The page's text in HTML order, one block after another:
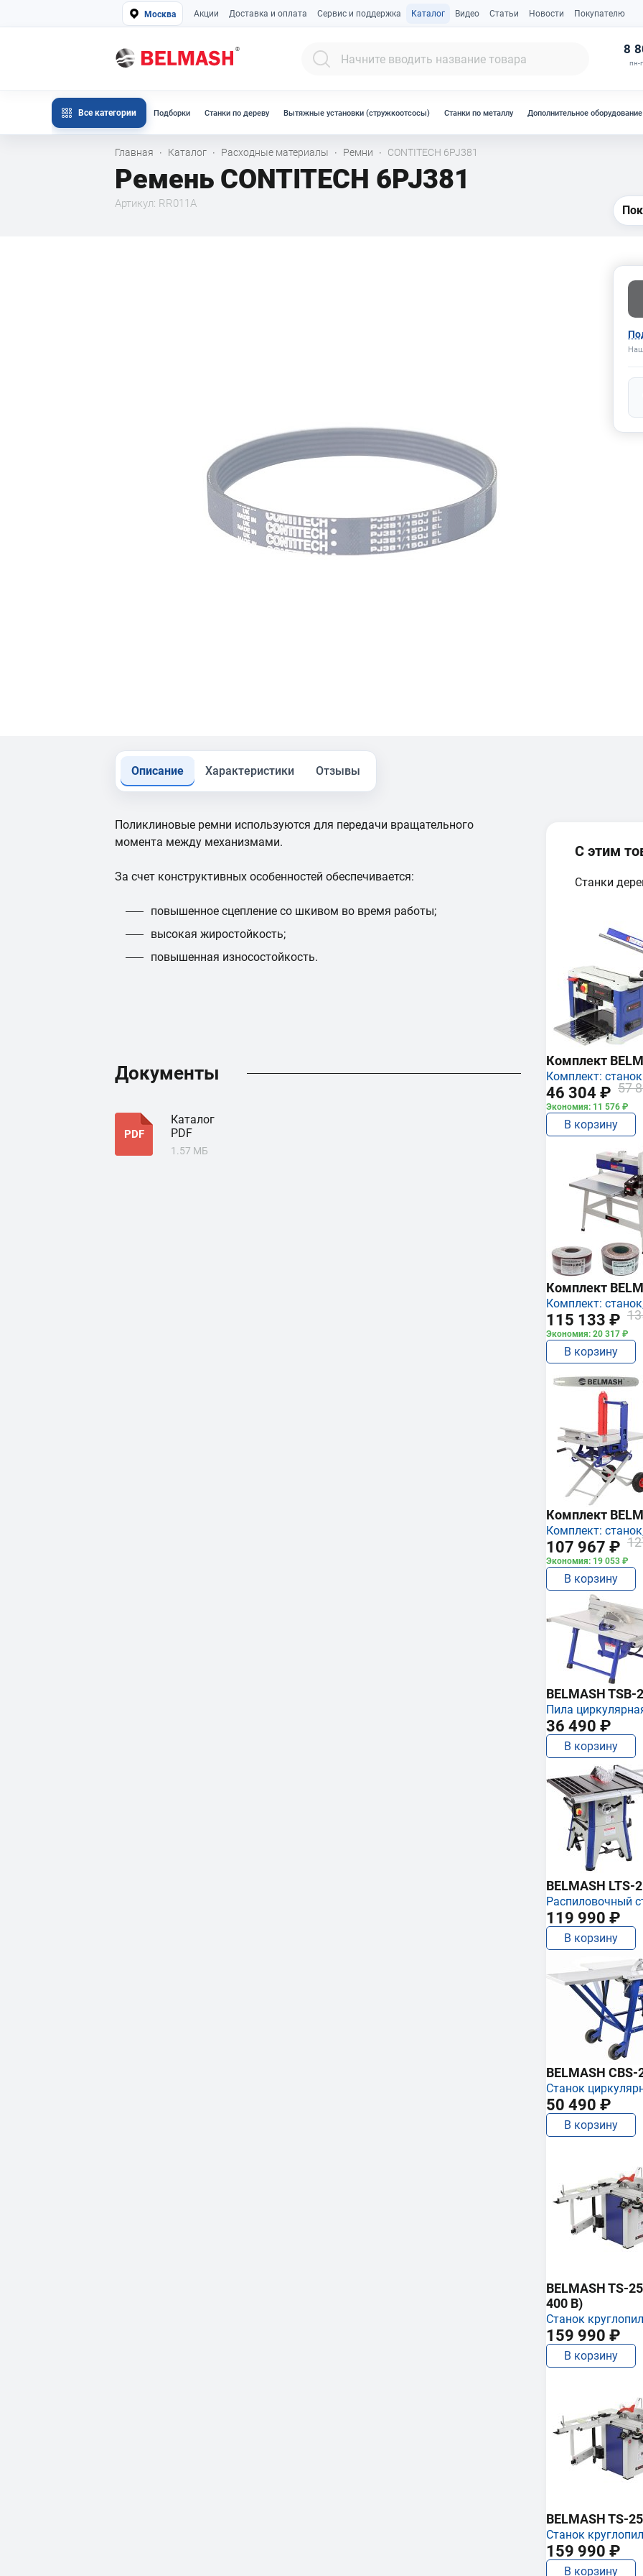
Москва Акции Доставка и оплата Сервис и поддержка Каталог Видео Статьи Новости Покупателю
8
пн-
Все категории Подборки Станки по дереву Вытяжные установки (стружкоотсосы) Станки по металлу Дополнительное оборудование
Главная · Каталог · Расходные материалы · Ремни · CONTITECH 6PJ381
Ремень CONTITECH 6PJ381
Артикул: RR011A
Описание Характеристики Отзывы
Поликлиновые ремни используются для передачи вращательного
момента между механизмами.
За счет конструктивных особенностей обеспечивается:
повышенное сцепление со шкивом во время работы;
высокая жиростойкость;
повышенная износостойкость.
Документы
PDF
Каталог
PDF
1.57 МБ
С этим
Станки
Комплект
Комплект:
46 304 ₽ 57
Экономия: 11 576 ₽
В корзину
Комплект
Комплект:
115 133 ₽
Экономия: 20 317 ₽
В корзину
Комплект
Комплект:
107 967 ₽
Экономия: 19 053 ₽
В корзину
BELMASH TSB-
Пила
36 490 ₽
В корзину
BELMASH LTS-
Распиловочный
119 990 ₽
В корзину
BELMASH CBS-
Станок
50 490 ₽
В корзину
BELMASH TS-
400 В)
Станок
159 990 ₽
В корзину
BELMASH TS-
Станок
159 990 ₽
В корзину